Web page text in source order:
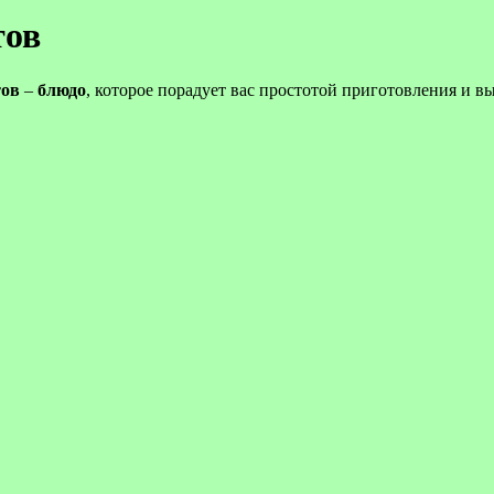
– блюдо, которое порадует вас простотой приготовления и